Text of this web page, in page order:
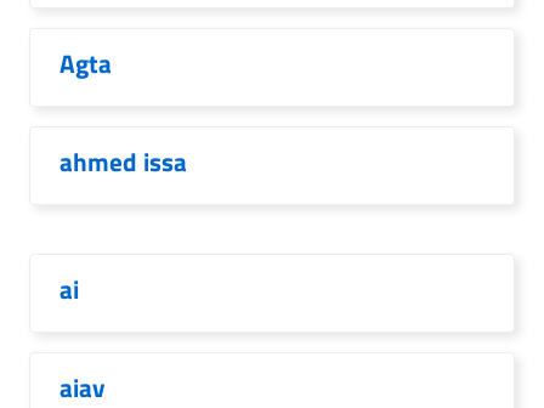
Agta
ahmed issa
ai
aiav